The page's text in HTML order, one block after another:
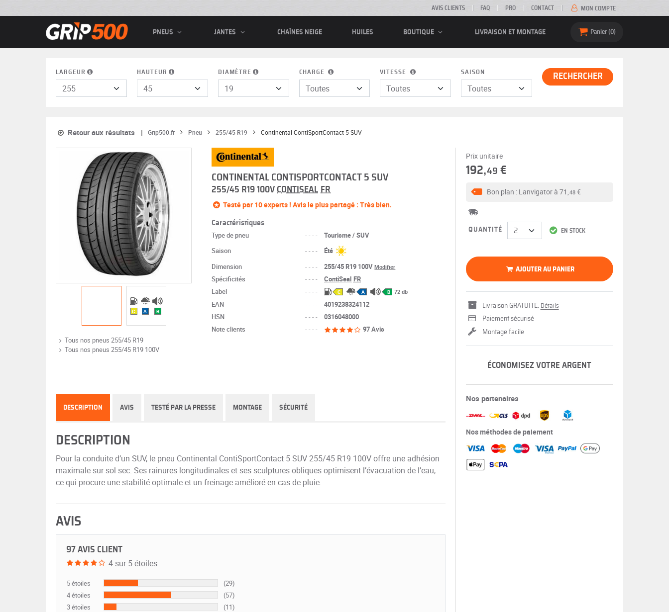
AVIS CLIENTS FAQ PRO CONTACT MON COMPTE
PNEUS JANTES CHAÎNES NEIGE HUILES BOUTIQUE LIVRAISON ET MONTAGE Panier 0
LARGEUR HAUTEUR DIAMÈTRE CHARGE VITESSE SAISON RECHERCHER
Retour aux résultats Grip500.fr Pneu 255/45 R19 Continental ContiSportContact 5 SUV
C A B
Tous nos pneus 255/45 R19
Tous nos pneus 255/45 R19 100V
CONTINENTAL CONTISPORTCONTACT 5 SUV
255/45 R19 100V CONTISEAL FR
Testé par 10 experts ! Avis le plus partagé : Très bien.
Caractéristiques
Type de pneu ----
Tourisme / SUV
Saison
----
Été
Dimension
---- 255/45 R19 100VModifier
Spécificités ---- ContiSeal FR
Label
---- C A B 72 db
EAN ----
4019238324112
HSN
----
0316048000
Note clients
---- 97 Avis
Prix unitaire
192,49 €
EN STOCK
Bon plan : Lanvigator à71,48 €
QUANTITÉ
AJOUTER AU PANIER
Livraison GRATUITE. Détails
Paiement sécurisé
Montage facile
ÉCONOMISEZ VOTRE ARGENT
Nos partenaires
Nos méthodes de paiement
DESCRIPTION AVIS TESTÉ PAR LA PRESSE MONTAGE SÉCURITÉ
DESCRIPTION
Pour la conduite d’un SUV, le pneu Continental ContiSportContact 5 SUV 255/45 R19 100V offre une adhésion
maximale sur sol sec. Ses rainures longitudinales et ses sculptures obliques optimisent l’évacuation de l’eau,
ce qui procure une stabilité optimale et un freinage amélioré en cas de pluie.
AVIS
97 AVIS CLIENT
4 sur 5 étoiles
5 étoiles
(29)
4 étoiles
(57)
3 étoiles
(11)